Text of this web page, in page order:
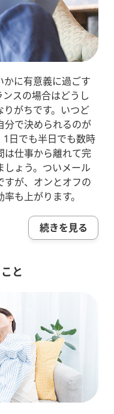
かに有意義に過ごす
スの場合はどうし
がちです。いつど
分で決められるのが
1日でも半日でも数時
は仕事から離れて完
ょう。ついメール
すが、オンとオフの
も上がります。
続きを見る
と